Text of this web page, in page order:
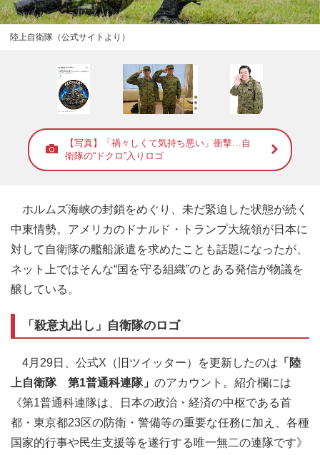
陸上自衛隊（公式サイトより）
【写真】「禍々しくて気持ち悪い」衝撃…自
衛隊の“ドクロ”入りロゴ
ホルムズ海峡の封鎖をめぐり、未だ緊迫した状態が続く
中東情勢。アメリカのドナルド・トランプ大統領が日本に
対して自衛隊の艦船派遣を求めたことも話題になったが、
ネット上ではそんな“国を守る組織”のとある発信が物議を
醸している。
「殺意丸出し」自衛隊のロゴ
4月29日、公式X（旧ツイッター）を更新したのは 「陸
上自衛隊 第1普通科連隊」 のアカウント。紹介欄には
《第1普通科連隊は、日本の政治・経済の中枢である首
都・東京都23区の防衛・警備等の重要な任務に加え、各種
国家的行事や民生支援等を遂行する唯一無二の連隊です》